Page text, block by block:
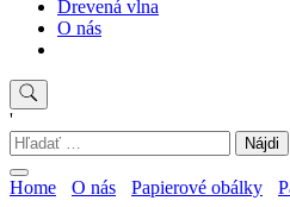
Drevená vlna
O nás
'
Hľadať:
Home O nás Papierové obálky